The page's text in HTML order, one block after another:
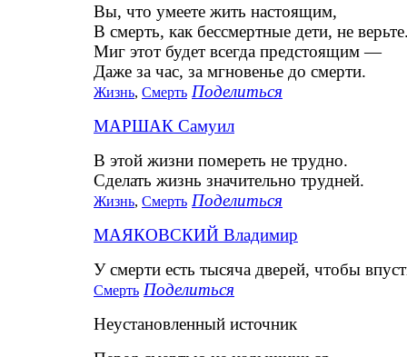
Вы, что умеете жить настоящим,
В смерть, как бессмертные дети, не
Миг этот будет всегда предстоящим —
Даже за час, за мгновенье до смерти.
Жизнь, Смерть Поделиться
МАРШАК Самуил
В этой жизни помереть не трудно.
Сделать жизнь значительно трудней.
Жизнь, Смерть Поделиться
МАЯКОВСКИЙ Владимир
У смерти есть тысяча дверей, чтобы
Смерть Поделиться
Неустановленный источник